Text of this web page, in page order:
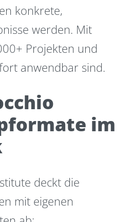
konkrete,
werden. Mit
Projekten und
anwendbar sind.
im
deckt die
mit eigenen